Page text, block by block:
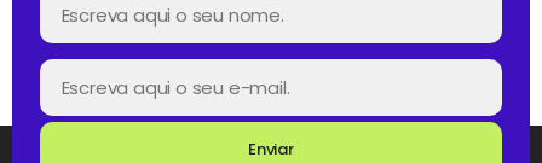
Enviar